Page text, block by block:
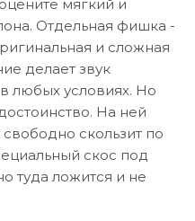
мягкий и
Отдельная фишка -
и сложная
делает звук
любых условиях. Но
На ней
скользит по
скос под
туда ложится и не